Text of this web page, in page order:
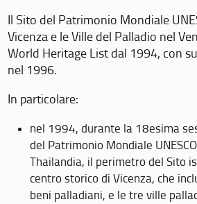
Il Sito del Patrimonio Mondiale
Vicenza e le Ville del Palladio nel
World Heritage List dal 1994, con
nel 1996.
In particolare:
nel 1994, durante la 18esima
del Patrimonio Mondiale
Thailandia, il perimetro del Sito
centro storico di Vicenza, che
beni palladiani, e le tre ville